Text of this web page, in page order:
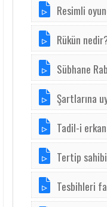
Resimli
Rükün
Sübhane
Şartlarına
Tadil-i
Tertip
Tesbihleri